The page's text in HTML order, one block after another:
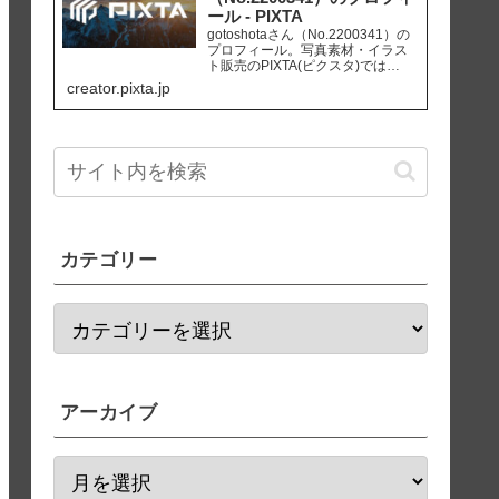
ール - PIXTA
gotoshotaさん（No.2200341）の
プロフィール。写真素材・イラス
ト販売のPIXTA(ピクスタ)では
550円から購入可能です。毎週更新
creator.pixta.jp
カテゴリー
アーカイブ